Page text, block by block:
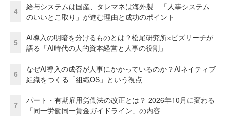
4
給与システムは国産、タレマネは海外製 「人事システム
のいいとこ取り」が進む理由と成功のポイント
5
AI導入の明暗を分けるものとは？松尾研究所×ビズリーチが
語る「AI時代の人的資本経営と人事の役割」
6
なぜAI導入の成否が人事にかかっているのか？AIネイティブ
組織をつくる「組織OS」という視点
7
パート・有期雇用労働法の改正とは？ 2026年10月に変わる
「同一労働同一賃金ガイドライン」の内容